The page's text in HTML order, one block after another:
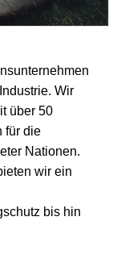
Wir
über 50
für die
Nationen.
wir ein
bis hin